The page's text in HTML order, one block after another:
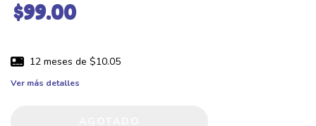
$99.00
12 meses de $10.05
Ver más detalles